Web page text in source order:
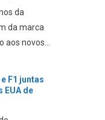
da
da marca
aos novos...
F1 juntas
EUA de